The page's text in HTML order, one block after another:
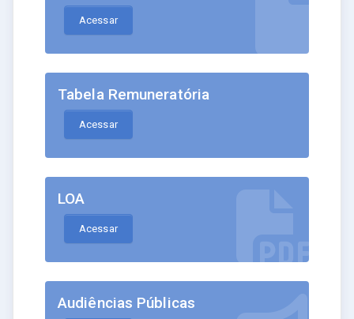
Acessar
Tabela Remuneratória
Acessar
LOA
Acessar
Audiências Públicas